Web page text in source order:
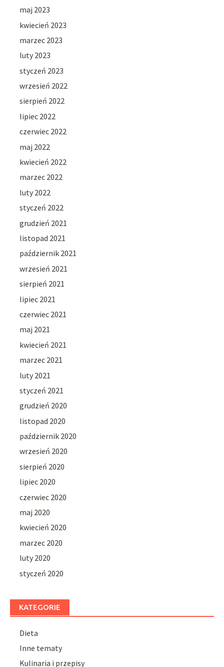
maj 2023
kwiecień 2023
marzec 2023
luty 2023
styczeń 2023
wrzesień 2022
sierpień 2022
lipiec 2022
czerwiec 2022
maj 2022
kwiecień 2022
marzec 2022
luty 2022
styczeń 2022
grudzień 2021
listopad 2021
październik 2021
wrzesień 2021
sierpień 2021
lipiec 2021
czerwiec 2021
maj 2021
kwiecień 2021
marzec 2021
luty 2021
styczeń 2021
grudzień 2020
listopad 2020
październik 2020
wrzesień 2020
sierpień 2020
lipiec 2020
czerwiec 2020
maj 2020
kwiecień 2020
marzec 2020
luty 2020
styczeń 2020
KATEGORIE
Dieta
Inne tematy
Kulinaria i przepisy